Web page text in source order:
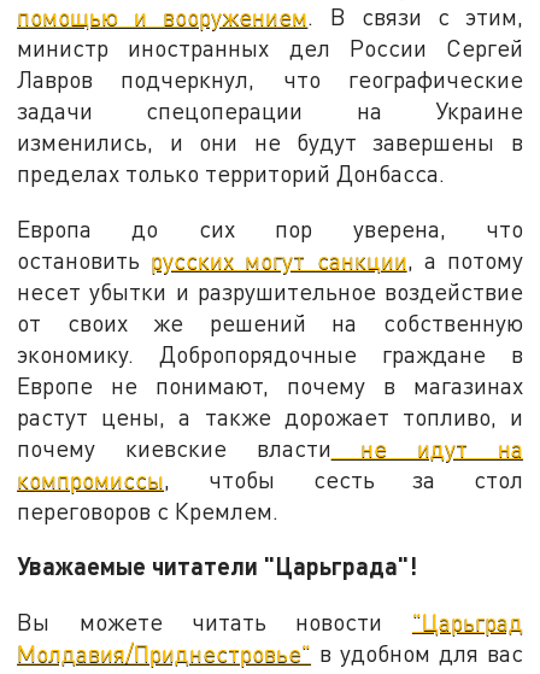
помощью и вооружением. В связи с этим,
министр иностранных дел России Сергей
Лавров подчеркнул, что географические
задачи спецоперации на Украине
изменились, и они не будут завершены в
пределах только территорий Донбасса.
Европа до сих пор уверена, что
остановить русских могут санкции , а потому
несет убытки и разрушительное воздействие
от своих же решений на собственную
экономику. Добропорядочные граждане в
Европе не понимают, почему в магазинах
растут цены, а также дорожает топливо, и
почему киевские власти не идут на
компромиссы , чтобы сесть за стол
переговоров с Кремлем.
Уважаемые читатели "Царьграда"!
Вы можете читать новости "Царьград
Молдавия/Приднестровье" в удобном для вас